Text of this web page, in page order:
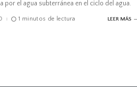
por el agua subterránea en el ciclo del agua.
1 minutos de lectura LEER MÁS